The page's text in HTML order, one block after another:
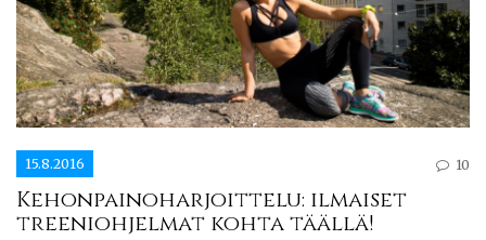
15.8.2016 10
Kehonpainoharjoittelu: ilmaiset
treeniohjelmat kohta täällä!